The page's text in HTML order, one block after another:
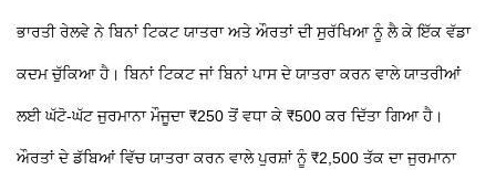
ਭਾਰਤੀ ਰੇਲਵੇ ਨੇ ਬਿਨਾਂ ਟਿਕਟ ਯਾਤਰਾ ਅਤੇ ਔਰਤਾਂ ਦੀ ਸੁਰੱਖਿਆ ਨੂੰ ਲੈ ਕੇ ਇੱਕ ਵੱਡਾ
ਕਦਮ ਚੁੱਕਿਆ ਹੈ। ਬਿਨਾਂ ਟਿਕਟ ਜਾਂ ਬਿਨਾਂ ਪਾਸ ਦੇ ਯਾਤਰਾ ਕਰਨ ਵਾਲੇ ਯਾਤਰੀਆਂ
ਲਈ ਘੱਟੋ-ਘੱਟ ਜੁਰਮਾਨਾ ਮੌਜੂਦਾ ₹250 ਤੋਂ ਵਧਾ ਕੇ ₹500 ਕਰ ਦਿੱਤਾ ਗਿਆ ਹੈ।
ਔਰਤਾਂ ਦੇ ਡੱਬਿਆਂ ਵਿੱਚ ਯਾਤਰਾ ਕਰਨ ਵਾਲੇ ਪੁਰਸ਼ਾਂ ਨੂੰ ₹2,500 ਤੱਕ ਦਾ ਜੁਰਮਾਨਾ